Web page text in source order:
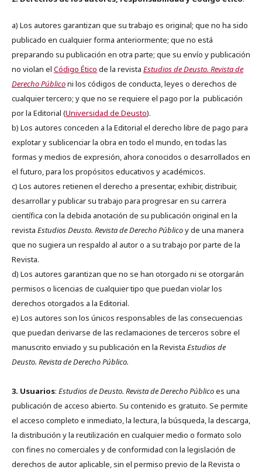
a) Los autores garantizan que su trabajo es original; que no ha sido
publicado en cualquier forma anteriormente; que no está
preparando su publicación en otra parte; que su envío y publicación
no violan el Código Ético de la revista Estudios de Deusto. Revista de
Derecho Públiconi los códigos de conducta, leyes o derechos de
cualquier tercero; y que no se requiere el pago por la publicación
por la Editorial (Universidad de Deusto).
b) Los autores conceden a la Editorial el derecho libre de pago para
explotar y sublicenciar la obra en todo el mundo, en todas las
formas y medios de expresión, ahora conocidos o desarrollados en
el futuro, para los propósitos educativos y académicos.
c) Los autores retienen el derecho a presentar, exhibir, distribuir,
desarrollar y publicar su trabajo para progresar en su carrera
científica con la debida anotación de su publicación original en la
revista Estudios Deusto. Revista de Derecho Públicoy de una manera
que no sugiera un respaldo al autor o a su trabajo por parte de la
Revista.
d) Los autores garantizan que no se han otorgado ni se otorgarán
permisos o licencias de cualquier tipo que puedan violar los
derechos otorgados a la Editorial.
e) Los autores son los únicos responsables de las consecuencias
que puedan derivarse de las reclamaciones de terceros sobre el
manuscrito enviado y su publicación en la Revista Estudios de
Deusto. Revista de Derecho Público.
3. Usuarios: Estudios de Deusto. Revista de Derecho Públicoes una
publicación de acceso abierto. Su contenido es gratuito. Se permite
el acceso completo e inmediato, la lectura, la búsqueda, la descarga,
la distribución y la reutilización en cualquier medio o formato solo
con fines no comerciales y de conformidad con la legislación de
derechos de autor aplicable, sin el permiso previo de la Revista o